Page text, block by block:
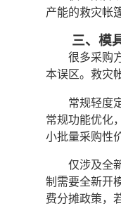
产能的救灾帐
三、模
很多采购
本误区。救灾
常规轻度
常规功能优化
小批量采购性
仅涉及全
制需要全新开
费分摊政策，